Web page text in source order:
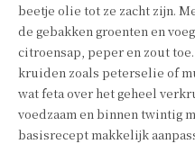
beetje olie tot ze zacht zijn.
de gebakken groenten en
citroensap, peper en zout
kruiden zoals peterselie of
wat feta over het geheel
voedzaam en binnen twintig
basisrecept makkelijk